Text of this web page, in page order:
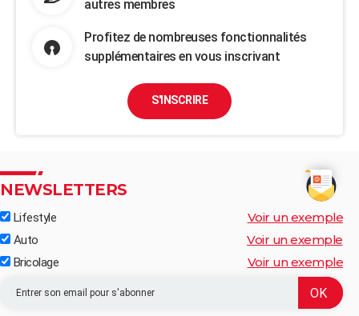
autres membres
Profitez de nombreuses fonctionnalités
supplémentaires en vous inscrivant
S'INSCRIRE
NEWSLETTERS
Lifestyle Voir un exemple
Auto Voir un exemple
Bricolage Voir un exemple